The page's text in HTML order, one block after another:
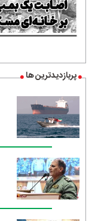
پربازدیدترین ها